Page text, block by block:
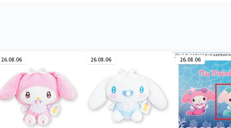
26.08.06 26.08.06 26.08.06